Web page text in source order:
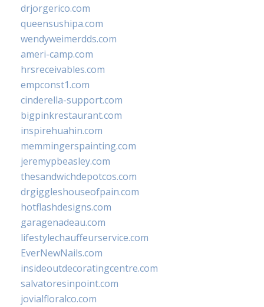
drjorgerico.com
queensushipa.com
wendyweimerdds.com
ameri-camp.com
hrsreceivables.com
empconst1.com
cinderella-support.com
bigpinkrestaurant.com
inspirehuahin.com
memmingerspainting.com
jeremypbeasley.com
thesandwichdepotcos.com
drgiggleshouseofpain.com
hotflashdesigns.com
garagenadeau.com
lifestylechauffeurservice.com
EverNewNails.com
insideoutdecoratingcentre.com
salvatoresinpoint.com
jovialfloralco.com